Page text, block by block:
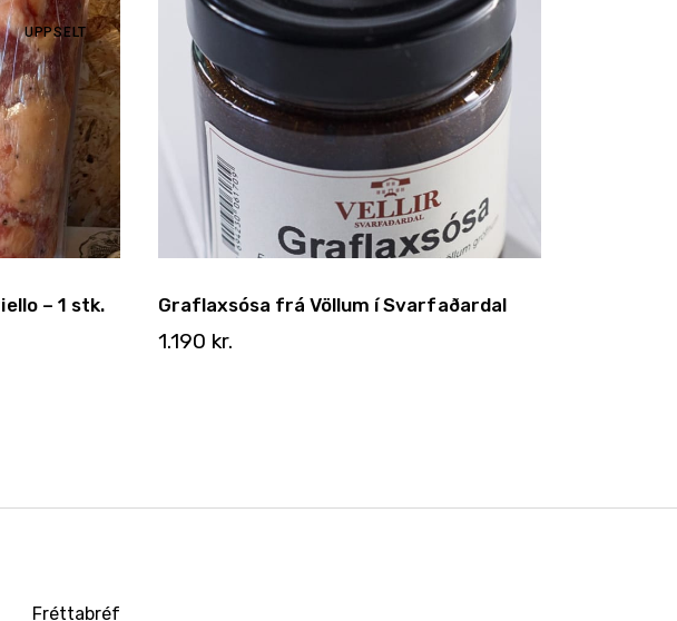
UPPSELT
– 1 stk. Graflaxsósa frá Völlum í Svarfaðardal
1.190 kr.
Fréttabréf